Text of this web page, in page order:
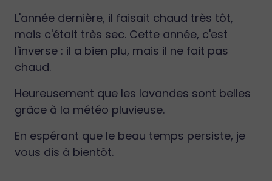
L'année dernière, il faisait chaud très tôt,
mais c'était très sec. Cette année, c'est
l'inverse : il a bien plu, mais il ne fait pas
chaud.
Heureusement que les lavandes sont belles
grâce à la météo pluvieuse.
En espérant que le beau temps persiste, je
vous dis à bientôt.